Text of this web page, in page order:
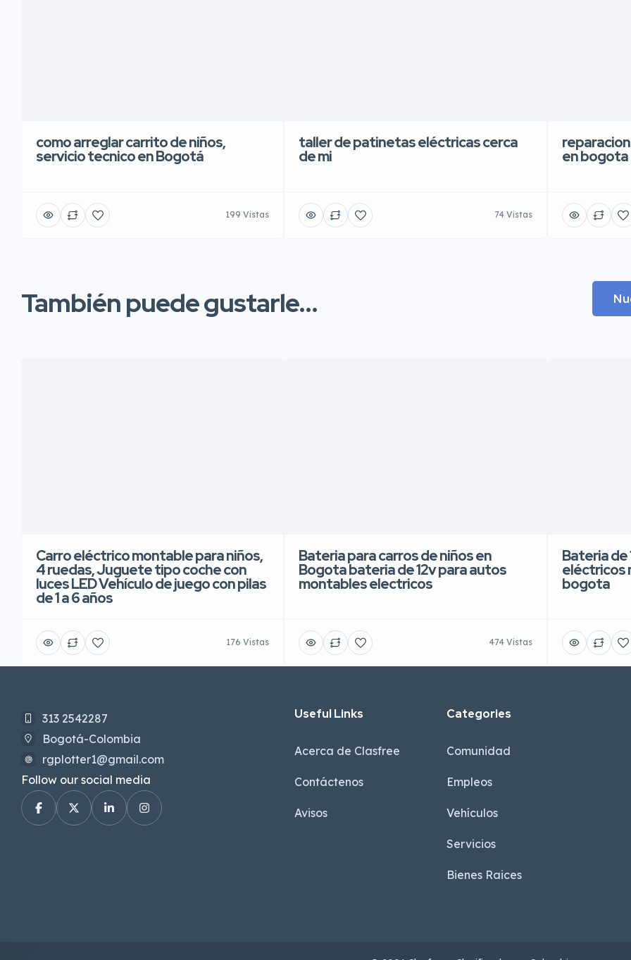
como arreglar carrito de niños,
servicio tecnico en Bogotá
199 Vistas
taller de patinetas eléctricas cerca
de mi
74 Vistas
en bogota
También puede gustarle...
Carro eléctrico montable para niños,
4 ruedas, Juguete tipo coche con
luces LED Vehículo de juego con pilas
de 1 a 6 años
176 Vistas
Bateria para carros de niños en
Bogota bateria de 12v para autos
montables electricos
474 Vistas
Bateria de
eléctricos
bogota
313 2542287
Bogotá-Colombia
rgplotter1@gmail.com
Follow our social media
Useful Links
Acerca de Clasfree
Contáctenos
Avisos
Categories
Comunidad
Empleos
Vehículos
Servicios
Bienes Raices